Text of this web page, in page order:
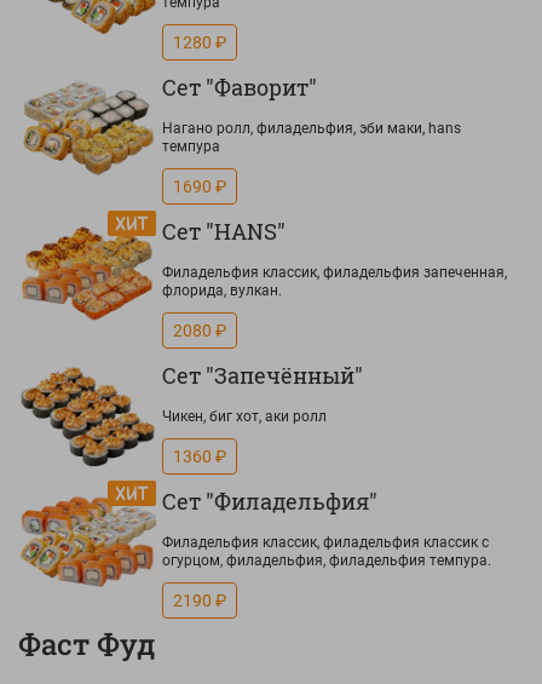
1280 ₽
Сет "Фаворит"
Нагано ролл, филадельфия, эби маки, hans
темпура
1690 ₽
Сет "HANS"
Филадельфия классик, филадельфия запеченная,
флорида, вулкан.
2080 ₽
Сет "Запечённый"
Чикен, биг хот, аки ролл
1360 ₽
Сет "Филадельфия"
Филадельфия классик, филадельфия классик с
огурцом, филадельфия, филадельфия темпура.
2190 ₽
Фаст Фуд